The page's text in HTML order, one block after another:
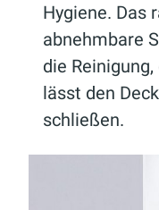
Hygiene. Das
abnehmbare
die
lässt den
schließen.